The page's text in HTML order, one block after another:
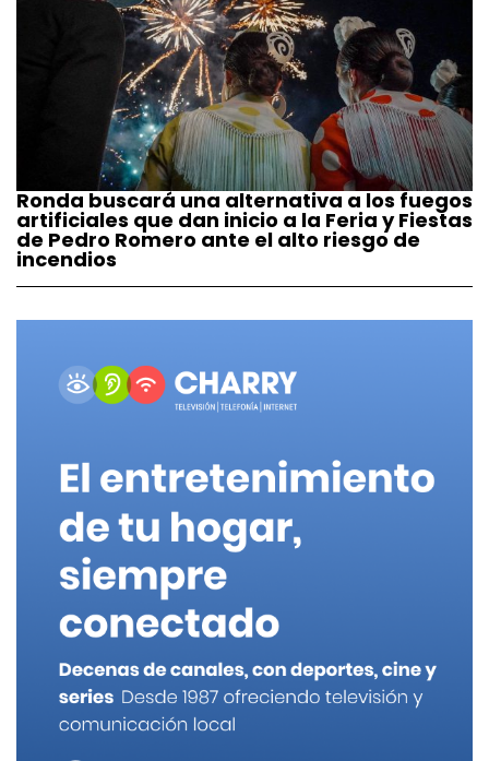
Ronda buscará una alternativa a los fuegos
artificiales que dan inicio a la Feria y Fiestas
de Pedro Romero ante el alto riesgo de
incendios